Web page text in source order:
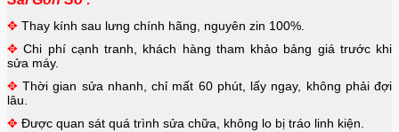
✥ Thay kính sau lưng chính hãng, nguyên zin 100%.
✥ Chi phí cạnh tranh, khách hàng tham khảo bảng giá trước khi
sửa máy.
✥ Thời gian sửa nhanh, chỉ mất 60 phút, lấy ngay, không phải đợi
lâu.
✥ Được quan sát quá trình sửa chữa, không lo bị tráo linh kiện.